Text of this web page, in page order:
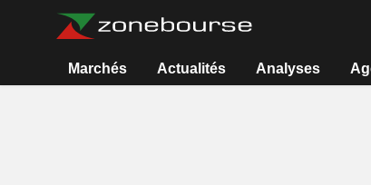
Marchés Actualités Analyses